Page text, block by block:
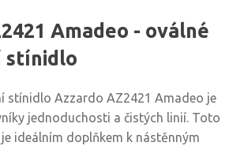
Amadeo - oválné
stínidlo
stínidlo Azzardo AZ2421 Amadeo je
jednoduchosti a čistých linií. Toto
ideálním doplňkem k nástěnným